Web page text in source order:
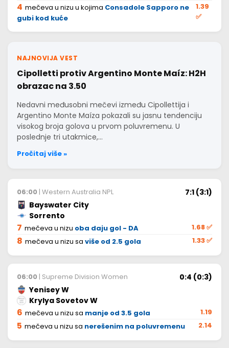
4 mečeva u nizu u kojima Consadole Sapporo ne
gubi kod kuće
1.39
✅
NAJNOVIJA VEST
Cipolletti protiv Argentino Monte Maíz: H2H
obrazac na 3.50
Nedavni međusobni mečevi između Cipollettija i
Argentino Monte Maíza pokazali su jasnu tendenciju
visokog broja golova u prvom poluvremenu. U
poslednje tri utakmice,…
Pročitaj više »
06:00 | Western Australia NPL
7:1 (3:1)
Bayswater City
Sorrento
7 mečeva u nizu oba daju gol - DA 1.68✅
8 mečeva u nizu sa više od 2.5 gola 1.33✅
06:00 | Supreme Division Women
0:4 (0:3)
Yenisey W
Krylya Sovetov W
6 mečeva u nizu sa manje od 3.5 gola 1.19
5 mečeva u nizu sa nerešenim na poluvremenu 2.14